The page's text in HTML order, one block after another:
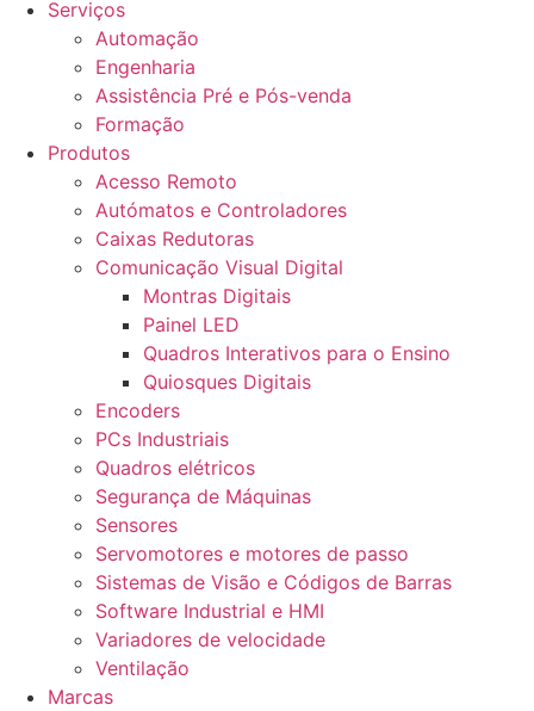
Serviços
Automação
Engenharia
Assistência Pré e Pós-venda
Formação
Produtos
Acesso Remoto
Autómatos e Controladores
Caixas Redutoras
Comunicação Visual Digital
Montras Digitais
Painel LED
Quadros Interativos para o Ensino
Quiosques Digitais
Encoders
PCs Industriais
Quadros elétricos
Segurança de Máquinas
Sensores
Servomotores e motores de passo
Sistemas de Visão e Códigos de Barras
Software Industrial e HMI
Variadores de velocidade
Ventilação
Marcas